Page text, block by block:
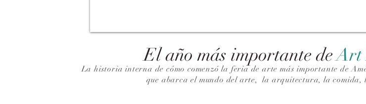
El año más importante deArt
La historia interna de cómo comenzó la feria de arte más importante de
que abarca el mundo del arte,la arquitectura, la comida,